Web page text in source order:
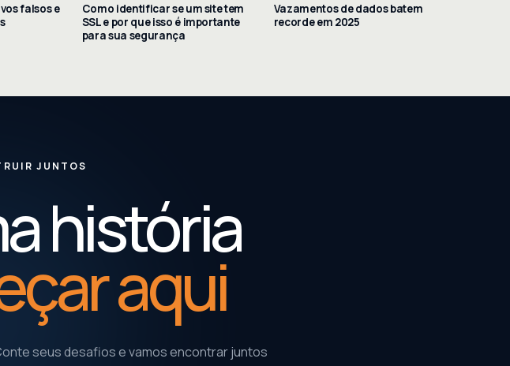
falsos e
Como identificar se um site tem
SSL e por que isso é importante
para sua segurança
Vazamentos de dados batem
recorde em 2025
JUNTOS
história
aqui
seus desafios e vamos encontrar juntos